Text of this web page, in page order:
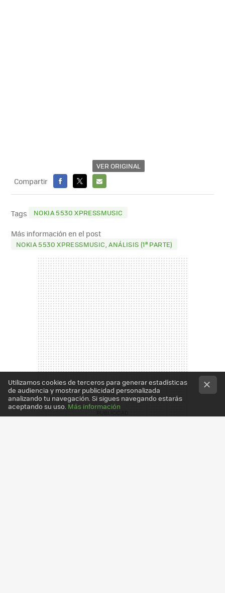
VER ORIGINAL
Compartir
FACEBOOK
X
E-
MAIL
Tags NOKIA 5530 XPRESSMUSIC
Más información en el post
NOKIA 5530 XPRESSMUSIC, ANÁLISIS (1ª PARTE)
Utilizamos cookies de terceros para generar estadísticas
de audiencia y mostrar publicidad personalizada
analizando tu navegación. Si sigues navegando estarás
aceptando su uso. Más información